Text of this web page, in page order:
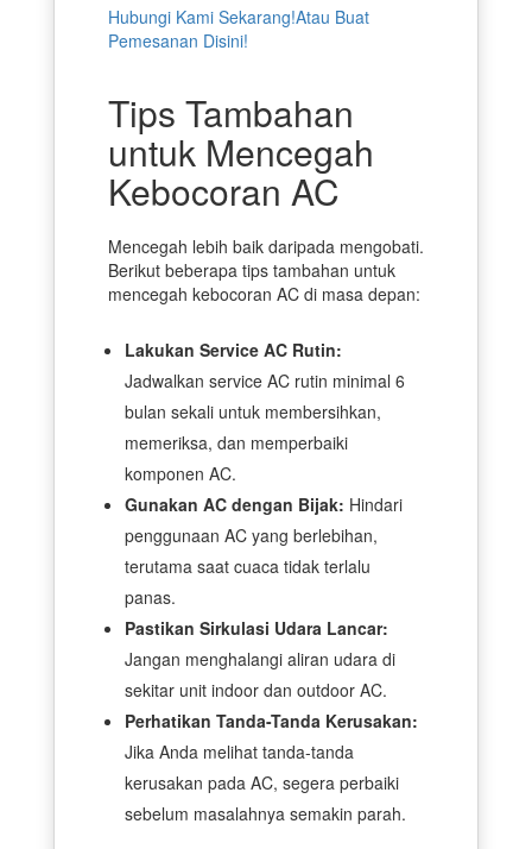
Hubungi Kami Sekarang!Atau Buat
Pemesanan Disini!
Tips Tambahan
untuk Mencegah
Kebocoran AC
Mencegah lebih baik daripada mengobati.
Berikut beberapa tips tambahan untuk
mencegah kebocoran AC di masa depan:
Lakukan Service AC Rutin:
Jadwalkan service AC rutin minimal 6
bulan sekali untuk membersihkan,
memeriksa, dan memperbaiki
komponen AC.
Gunakan AC dengan Bijak: Hindari
penggunaan AC yang berlebihan,
terutama saat cuaca tidak terlalu
panas.
Pastikan Sirkulasi Udara Lancar:
Jangan menghalangi aliran udara di
sekitar unit indoor dan outdoor AC.
Perhatikan Tanda-Tanda Kerusakan:
Jika Anda melihat tanda-tanda
kerusakan pada AC, segera perbaiki
sebelum masalahnya semakin parah.